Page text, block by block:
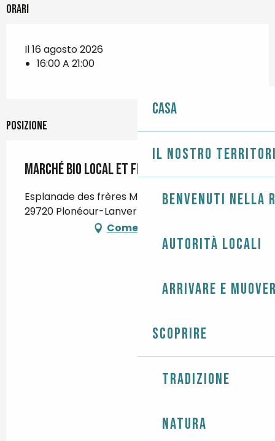
Casa
Il nostro
Benvenuti nella
Autorità locali
Arrivare e
Scoprire
Tradizione
Natura
Orari
Il 16 agosto 2026
16:00 A 21:00
Posizione
Marché bio local et festif
Esplanade des frères Mehu, Centre bourg,
29720 Plonéour-Lanvern
Come arrivare